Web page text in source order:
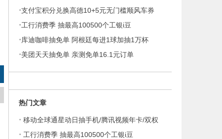
·支付宝积分兑换高德10+5元无门槛顺风车券
·工行消费季 抽最高100500个工银i豆
·库迪咖啡抽免单 阿根廷每进1球加抽1万杯
·美团天天抽免单 亲测免单16.1元订单
热门文章
· 移动全球通星动日抽手机/腾讯视频年卡/双权
· 工行消费季 抽最高100500个工银i豆